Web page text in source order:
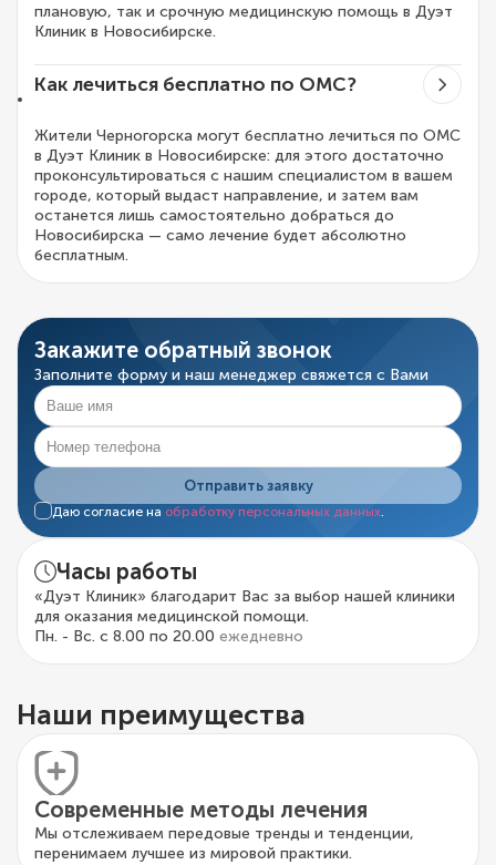
плановую, так и срочную медицинскую помощь в Дуэт
Клиник в Новосибирске.
Как лечиться бесплатно по ОМС?
Жители Черногорска могут бесплатно лечиться по ОМС
в Дуэт Клиник в Новосибирске: для этого достаточно
проконсультироваться с нашим специалистом в вашем
городе, который выдаст направление, и затем вам
останется лишь самостоятельно добраться до
Новосибирска — само лечение будет абсолютно
бесплатным.
Закажите обратный звонок
Заполните форму и наш менеджер свяжется с Вами
Отправить заявку
Даю согласие на обработку персональных данных
Часы работы
«Дуэт Клиник» благодарит Вас за выбор нашей клиники
для оказания медицинской помощи.
Пн. - Вс. с 8.00 по 20.00 ежедневно
Наши преимущества
Современные методы лечения
Мы отслеживаем передовые тренды и тенденции,
перенимаем лучшее из мировой практики.